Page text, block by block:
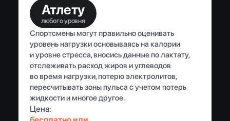
Атлету
любого уровня
Спортсмены могут правильно оценивать
уровень нагрузки основываясь на калории
и уровне стресса, вносись данные по лактату,
отслеживать расход жиров и углеводов
во время нагрузки, потерю электролитов,
пересчитывать зоны пульса с учетом потерь
жидкости и многое другое.
Цена: